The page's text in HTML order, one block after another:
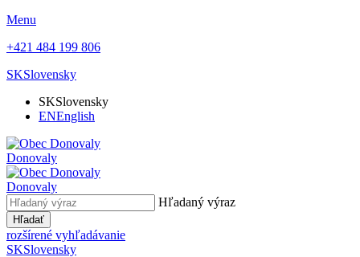
Menu
+421 484 199 806
SKSlovensky
SKSlovensky
ENEnglish
Donovaly
Donovaly
Hľadaný výraz
Hľadať
rozšírené vyhľadávanie
SKSlovensky